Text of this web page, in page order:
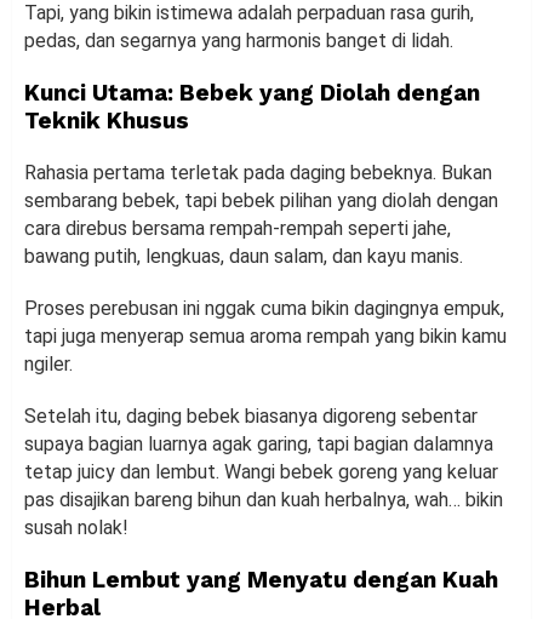
Tapi, yang bikin istimewa adalah perpaduan rasa gurih,
pedas, dan segarnya yang harmonis banget di lidah.
Kunci Utama: Bebek yang Diolah dengan
Teknik Khusus
Rahasia pertama terletak pada daging bebeknya. Bukan
sembarang bebek, tapi bebek pilihan yang diolah dengan
cara direbus bersama rempah-rempah seperti jahe,
bawang putih, lengkuas, daun salam, dan kayu manis.
Proses perebusan ini nggak cuma bikin dagingnya empuk,
tapi juga menyerap semua aroma rempah yang bikin kamu
ngiler.
Setelah itu, daging bebek biasanya digoreng sebentar
supaya bagian luarnya agak garing, tapi bagian dalamnya
tetap juicy dan lembut. Wangi bebek goreng yang keluar
pas disajikan bareng bihun dan kuah herbalnya, wah… bikin
susah nolak!
Bihun Lembut yang Menyatu dengan Kuah
Herbal